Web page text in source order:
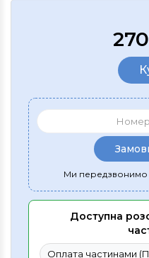
Ми передзвонимо
Доступна
Оплата частинами